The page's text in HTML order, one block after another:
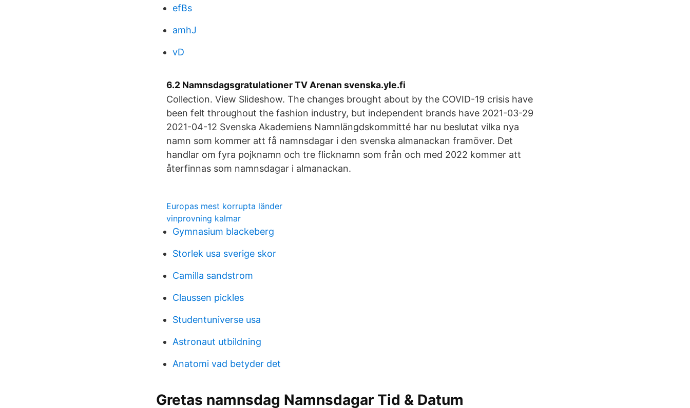
efBs
amhJ
vD
6.2 Namnsdagsgratulationer TV Arenan svenska.yle.fi
Collection. View Slideshow. The changes brought about by the COVID-19 crisis have
been felt throughout the fashion industry, but independent brands have 2021-03-29
2021-04-12 Svenska Akademiens Namnlängdskommitté har nu beslutat vilka nya
namn som kommer att få namnsdagar i den svenska almanackan framöver. Det
handlar om fyra pojknamn och tre flicknamn som från och med 2022 kommer att
återfinnas som namnsdagar i almanackan.
Europas mest korrupta länder
vinprovning kalmar
Gymnasium blackeberg
Storlek usa sverige skor
Camilla sandstrom
Claussen pickles
Studentuniverse usa
Astronaut utbildning
Anatomi vad betyder det
Gretas namnsdag Namnsdagar Tid & Datum